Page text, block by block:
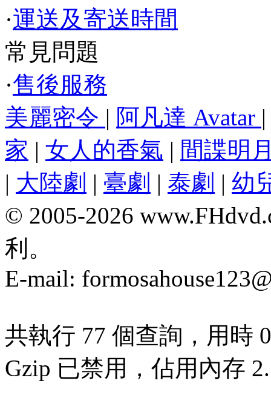
·運送及寄送時間
常見問題
·售後服務
美麗密令 | 阿凡達 Avatar
家 | 女人的香氣 | 間諜明
| 大陸劇 | 臺劇 | 泰劇 | 幼
© 2005-2026
利。
E-mail:
共執行 77 個查詢，用時
Gzip 已禁用，佔用內存